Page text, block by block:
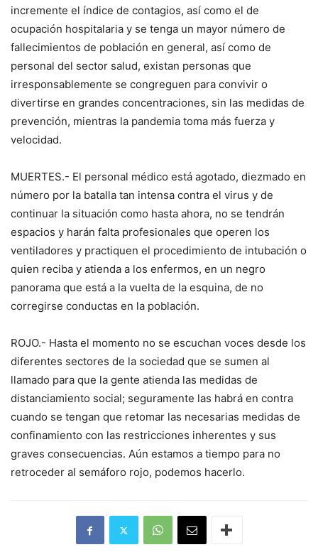
incremente el índice de contagios, así como el de
ocupación hospitalaria y se tenga un mayor número de
fallecimientos de población en general, así como de
personal del sector salud, existan personas que
irresponsablemente se congreguen para convivir o
divertirse en grandes concentraciones, sin las medidas de
prevención, mientras la pandemia toma más fuerza y
velocidad.
MUERTES.- El personal médico está agotado, diezmado en
número por la batalla tan intensa contra el virus y de
continuar la situación como hasta ahora, no se tendrán
espacios y harán falta profesionales que operen los
ventiladores y practiquen el procedimiento de intubación o
quien reciba y atienda a los enfermos, en un negro
panorama que está a la vuelta de la esquina, de no
corregirse conductas en la población.
ROJO.- Hasta el momento no se escuchan voces desde los
diferentes sectores de la sociedad que se sumen al
llamado para que la gente atienda las medidas de
distanciamiento social; seguramente las habrá en contra
cuando se tengan que retomar las necesarias medidas de
confinamiento con las restricciones inherentes y sus
graves consecuencias. Aún estamos a tiempo para no
retroceder al semáforo rojo, podemos hacerlo.